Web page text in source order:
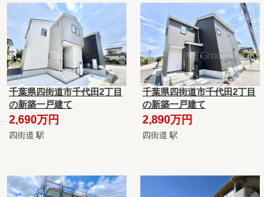
千葉県四街道市千代田2丁目
の新築一戸建て
2,690万円
四街道 駅
千葉県四街道市千代田2丁目
の新築一戸建て
2,890万円
四街道 駅